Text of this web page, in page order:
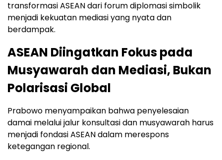
transformasi ASEAN dari forum diplomasi simbolik
menjadi kekuatan mediasi yang nyata dan
berdampak.
ASEAN Diingatkan Fokus pada
Musyawarah dan Mediasi, Bukan
Polarisasi Global
Prabowo menyampaikan bahwa penyelesaian
damai melalui jalur konsultasi dan musyawarah harus
menjadi fondasi ASEAN dalam merespons
ketegangan regional.